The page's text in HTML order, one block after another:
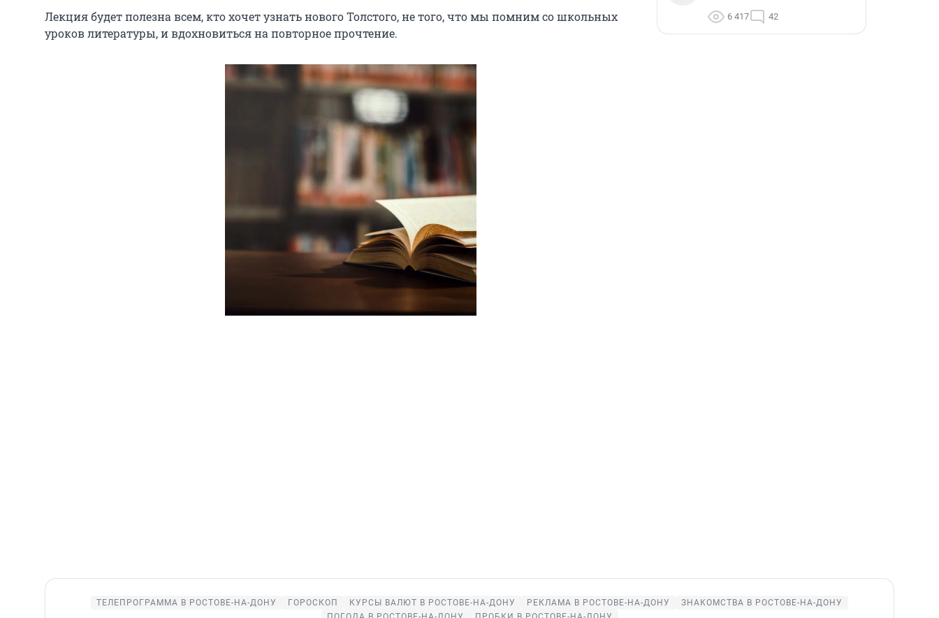
Лекция будет полезна всем, кто хочет узнать нового Толстого, не того, что мы помним со школьных
уроков литературы, и вдохновиться на повторное прочтение.
6 417 42
ТЕЛЕПРОГРАММА В РОСТОВЕ-НА-ДОНУ ГОРОСКОП КУРСЫ ВАЛЮТ В РОСТОВЕ-НА-ДОНУ РЕКЛАМА В РОСТОВЕ-НА-ДОНУ
ЗНАКОМСТВА В РОСТОВЕ-НА-ДОНУ